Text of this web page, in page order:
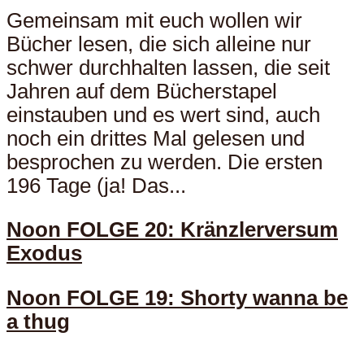
Gemeinsam mit euch wollen wir
Bücher lesen, die sich alleine nur
schwer durchhalten lassen, die seit
Jahren auf dem Bücherstapel
einstauben und es wert sind, auch
noch ein drittes Mal gelesen und
besprochen zu werden. Die ersten
196 Tage (ja! Das...
Noon FOLGE 20: Kränzlerversum
Exodus
Noon FOLGE 19: Shorty wanna be
a thug